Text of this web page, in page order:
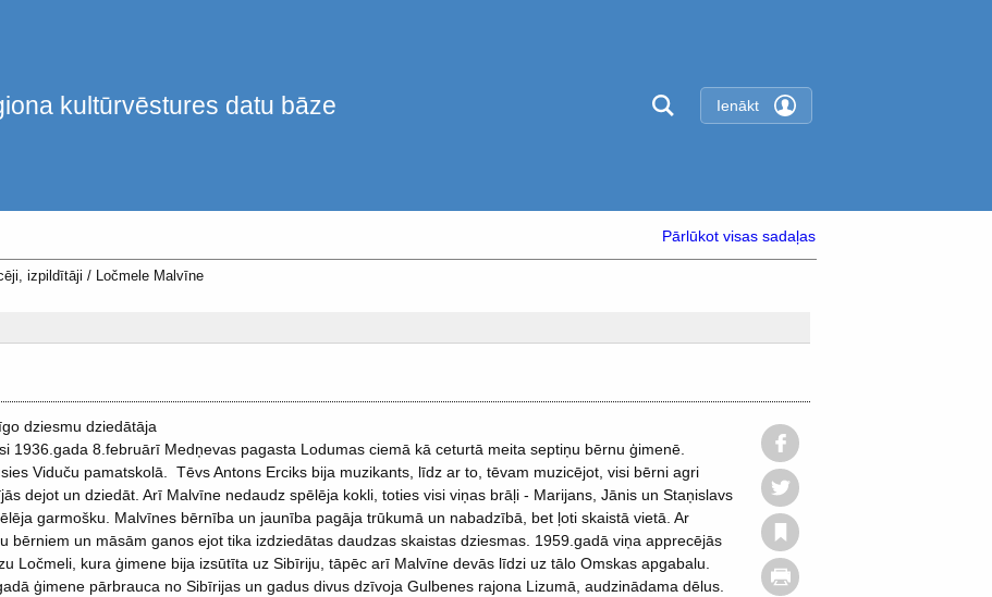
kultūrvēstures datu bāze Ienākt
Pārlūkot visas sadaļas
izpildītāji / Ločmele Malvīne
dziesmu dziedātāja
1936.gada 8.februārī Medņevas pagasta Lodumas ciemā kā ceturtā meita septiņu bērnu ģimenē.
Viduču pamatskolā. Tēvs Antons Erciks bija muzikants, līdz ar to, tēvam muzicējot, visi bērni agri
dejot un dziedāt. Arī Malvīne nedaudz spēlēja kokli, toties visi viņas brāļi - Marijans, Jānis un Staņislavs
garmošku. Malvīnes bērnība un jaunība pagāja trūkumā un nabadzībā, bet ļoti skaistā vietā. Ar
bērniem un māsām ganos ejot tika izdziedātas daudzas skaistas dziesmas. 1959.gadā viņa apprecējās
Ločmeli, kura ģimene bija izsūtīta uz Sibīriju, tāpēc arī Malvīne devās līdzi uz tālo Omskas apgabalu.
ģimene pārbrauca no Sibīrijas un gadus divus dzīvoja Gulbenes rajona Lizumā, audzinādama dēlus.